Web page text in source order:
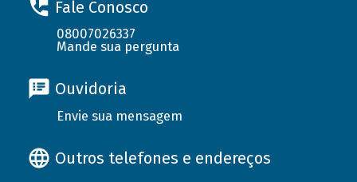
Fale Conosco
08007026337
Mande sua pergunta
Ouvidoria
Envie sua mensagem
Outros telefones e endereços